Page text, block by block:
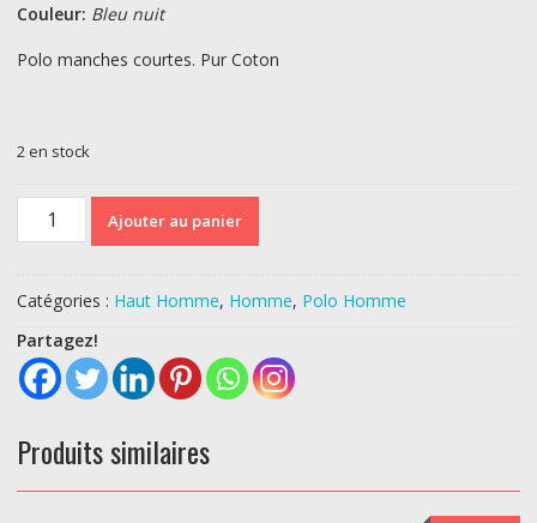
Couleur: Bleu nuit
Polo manches courtes. Pur Coton
2 en stock
quantité
BLUE
Ajouter au panier
Catégories : Haut Homme, Homme, Polo Homme
Partagez!
Produits similaires